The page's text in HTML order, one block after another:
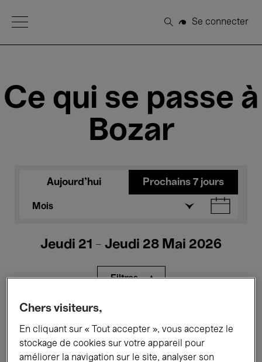
Open Menu
Rechercher
Se connecter
Ce qui se passe à
Bozar
Aujourd'hui Prochains 7 jours
Mois
Jeudi 21 - Jeudi 28 Mai 2026
Filtres
Expositions Films Performances
Chers visiteurs,
En cliquant sur « Tout accepter », vous acceptez le
stockage de cookies sur votre appareil pour
améliorer la navigation sur le site, analyser son